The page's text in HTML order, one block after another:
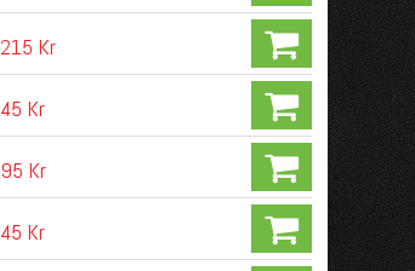
215 Kr
45 Kr
95 Kr
45 Kr